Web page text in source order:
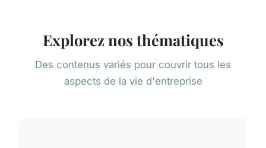
Explorez nos thématiques
Des contenus variés pour couvrir tous les
aspects de la vie d'entreprise